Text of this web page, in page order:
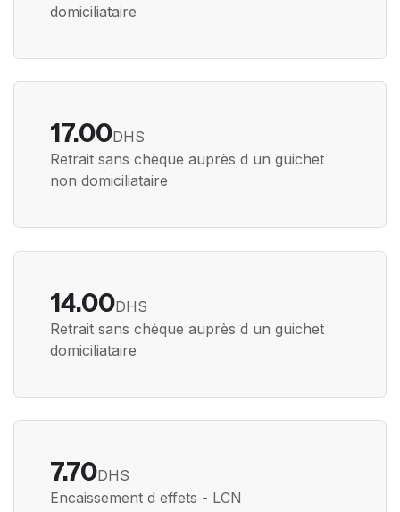
domiciliataire
17.00DHS
Retrait sans chèque auprès d un guichet
non domiciliataire
14.00DHS
Retrait sans chèque auprès d un guichet
domiciliataire
7.70DHS
Encaissement d effets - LCN